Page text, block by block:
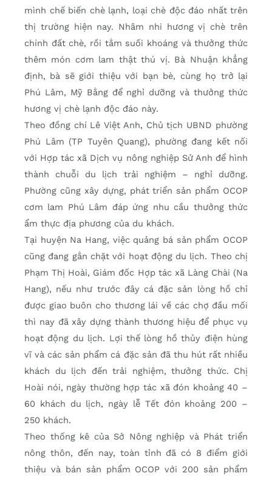
mình chế biến chè lạnh, loại chè độc đáo nhất trên
thị trường hiện nay. Nhâm nhi hương vị chè trên
chính đất chè, rồi tắm suối khoáng và thưởng thức
thêm món cơm lam thật thú vị. Bà Nhuận khẳng
định, bà sẽ giới thiệu với bạn bè, cùng họ trở lại
Phú Lâm, Mỹ Bằng để nghỉ dưỡng và thưởng thức
hương vị chè lạnh độc đáo này.
Theo đồng chí Lê Việt Anh, Chủ tịch UBND phường
Phú Lâm (TP Tuyên Quang), phường đang kết nối
với Hợp tác xã Dịch vụ nông nghiệp Sử Anh để hình
thành chuỗi du lịch trải nghiệm – nghỉ dưỡng.
Phường cũng xây dựng, phát triển sản phẩm OCOP
cơm lam Phú Lâm đáp ứng nhu cầu thưởng thức
ẩm thực địa phương của du khách.
Tại huyện Na Hang, việc quảng bá sản phẩm OCOP
cũng đang gắn chặt với hoạt động du lịch. Theo chị
Phạm Thị Hoài, Giám đốc Hợp tác xã Làng Chài (Na
Hang), nếu như trước đây cá đặc sản lòng hồ chỉ
được giao buôn cho thương lái về các chợ đầu mối
thì nay đã xây dựng thành thương hiệu để phục vụ
hoạt động du lịch. Lợi thế lòng hồ thủy điện hùng
vĩ và các sản phẩm cá đặc sản đã thu hút rất nhiều
khách du lịch đến trải nghiệm, thưởng thức. Chị
Hoài nói, ngày thường hợp tác xã đón khoảng 40 –
60 khách du lịch, ngày lễ Tết đón khoảng 200 –
250 khách.
Theo thống kê của Sở Nông nghiệp và Phát triển
nông thôn, đến nay, toàn tỉnh đã có 8 điểm giới
thiệu và bán sản phẩm OCOP với 200 sản phẩm